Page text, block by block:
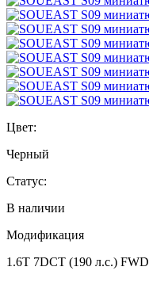
Цвет:
Черный
Статус:
В наличии
Модификация
1.6T 7DCT (190 л.с.) FWD